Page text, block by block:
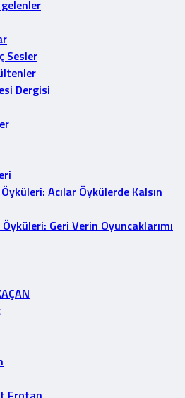
Sesler
Dergisi
Acılar Öykülerde Kalsın
Geri Verin Oyuncaklarımı